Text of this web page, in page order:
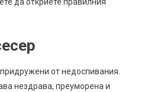
да откриете правилния
от недоспивания.
нездрава, преуморена и